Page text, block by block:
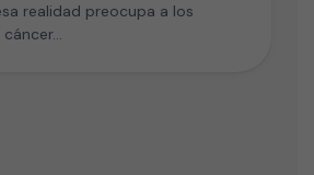
realidad preocupa a los
cáncer…